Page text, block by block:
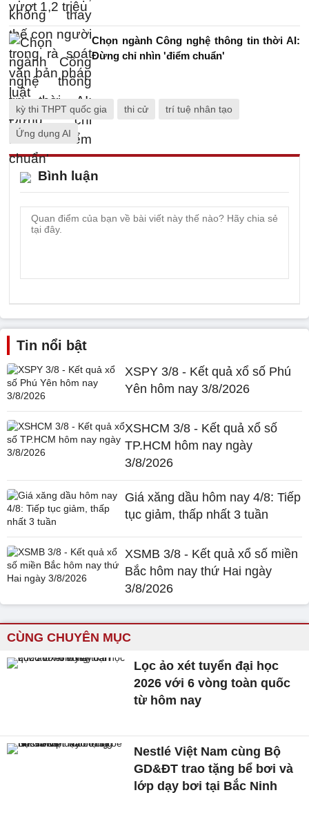
Chọn ngành Công nghệ thông tin thời AI:
Đừng chỉ nhìn 'điểm chuẩn'
kỳ thi THPT quốc gia thi cử trí tuệ nhân tạo
Ứng dụng AI
Bình luận
Tin nổi bật
XSPY 3/8 - Kết quả xổ số Phú
Yên hôm nay 3/8/2026
XSHCM 3/8 - Kết quả xổ số
TP.HCM hôm nay ngày
3/8/2026
Giá xăng dầu hôm nay 4/8: Tiếp
tục giảm, thấp nhất 3 tuần
XSMB 3/8 - Kết quả xổ số miền
Bắc hôm nay thứ Hai ngày
3/8/2026
CÙNG CHUYÊN MỤC
Lọc ảo xét tuyển đại học
2026 với 6 vòng toàn quốc
từ hôm nay
Nestlé Việt Nam cùng Bộ
GD&ĐT trao tặng bể bơi và
lớp dạy bơi tại Bắc Ninh